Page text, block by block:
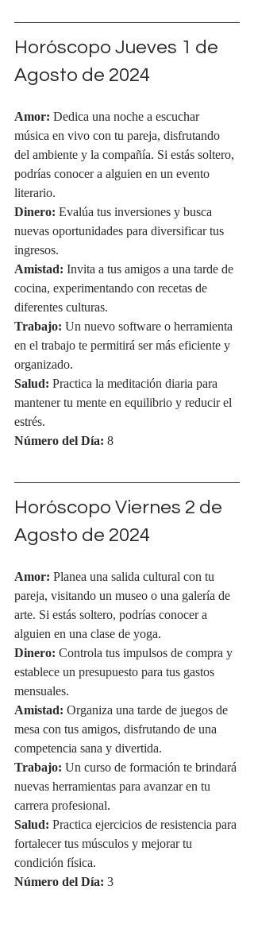
Horóscopo Jueves 1 de
Agosto de 2024
Amor: Dedica una noche a escuchar
música en vivo con tu pareja, disfrutando
del ambiente y la compañía. Si estás soltero,
podrías conocer a alguien en un evento
literario.
Dinero: Evalúa tus inversiones y busca
nuevas oportunidades para diversificar tus
ingresos.
Amistad: Invita a tus amigos a una tarde de
cocina, experimentando con recetas de
diferentes culturas.
Trabajo: Un nuevo software o herramienta
en el trabajo te permitirá ser más eficiente y
organizado.
Salud: Practica la meditación diaria para
mantener tu mente en equilibrio y reducir el
estrés.
Número del Día: 8
Horóscopo Viernes 2 de
Agosto de 2024
Amor: Planea una salida cultural con tu
pareja, visitando un museo o una galería de
arte. Si estás soltero, podrías conocer a
alguien en una clase de yoga.
Dinero: Controla tus impulsos de compra y
establece un presupuesto para tus gastos
mensuales.
Amistad: Organiza una tarde de juegos de
mesa con tus amigos, disfrutando de una
competencia sana y divertida.
Trabajo: Un curso de formación te brindará
nuevas herramientas para avanzar en tu
carrera profesional.
Salud: Practica ejercicios de resistencia para
fortalecer tus músculos y mejorar tu
condición física.
Número del Día: 3